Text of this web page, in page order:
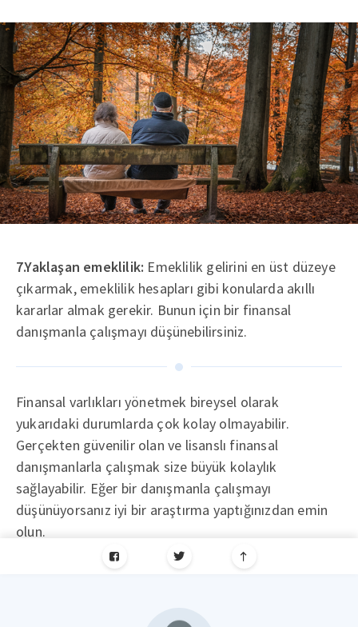
7.Yaklaşan emeklilik: Emeklilik gelirini en üst düzeye
çıkarmak, emeklilik hesapları gibi konularda akıllı
kararlar almak gerekir. Bunun için bir finansal
danışmanla çalışmayı düşünebilirsiniz.
Finansal varlıkları yönetmek bireysel olarak
yukarıdaki durumlarda çok kolay olmayabilir.
Gerçekten güvenilir olan ve lisanslı finansal
danışmanlarla çalışmak size büyük kolaylık
sağlayabilir. Eğer bir danışmanla çalışmayı
düşünüyorsanız iyi bir araştırma yaptığınızdan emin
olun.